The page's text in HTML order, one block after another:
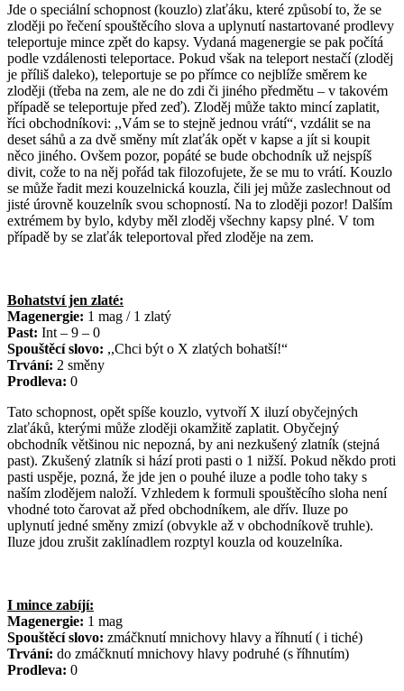
Jde o speciální schopnost (kouzlo) zlaťáku, které způsobí to, že se
zloději po řečení spouštěcího slova a uplynutí nastartované prodlevy
teleportuje mince zpět do kapsy. Vydaná magenergie se pak počítá
podle vzdálenosti teleportace. Pokud však na teleport nestačí (zloděj
je příliš daleko), teleportuje se po přímce co nejblíže směrem ke
zloději (třeba na zem, ale ne do zdi či jiného předmětu – v takovém
případě se teleportuje před zeď). Zloděj může takto mincí zaplatit,
říci obchodníkovi: ,,Vám se to stejně jednou vrátí“, vzdálit se na
deset sáhů a za dvě směny mít zlaťák opět v kapse a jít si koupit
něco jiného. Ovšem pozor, popáté se bude obchodník už nejspíš
divit, cože to na něj pořád tak filozofujete, že se mu to vrátí. Kouzlo
se může řadit mezi kouzelnická kouzla, čili jej může zaslechnout od
jisté úrovně kouzelník svou schopností. Na to zloději pozor! Dalším
extrémem by bylo, kdyby měl zloděj všechny kapsy plné. V tom
případě by se zlaťák teleportoval před zloděje na zem.
Bohatství jen zlaté:
Magenergie: 1 mag / 1 zlatý
Past: Int – 9 – 0
Spouštěcí slovo: ,,Chci být o X zlatých bohatší!“
Trvání: 2 směny
Prodleva: 0
Tato schopnost, opět spíše kouzlo, vytvoří X iluzí obyčejných
zlaťáků, kterými může zloději okamžitě zaplatit. Obyčejný
obchodník většinou nic nepozná, by ani nezkušený zlatník (stejná
past). Zkušený zlatník si hází proti pasti o 1 nižší. Pokud někdo proti
pasti uspěje, pozná, že jde jen o pouhé iluze a podle toho taky s
naším zlodějem naloží. Vzhledem k formuli spouštěcího sloha není
vhodné toto čarovat až před obchodníkem, ale dřív. Iluze po
uplynutí jedné směny zmizí (obvykle až v obchodníkově truhle).
Iluze jdou zrušit zaklínadlem rozptyl kouzla od kouzelníka.
I mince zabíjí:
Magenergie: 1 mag
Spouštěcí slovo: zmáčknutí mnichovy hlavy a říhnutí ( i tiché)
Trvání: do zmáčknutí mnichovy hlavy podruhé (s říhnutím)
Prodleva: 0